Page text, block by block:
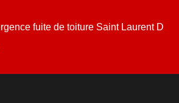
fuite de toiture Saint Laurent D